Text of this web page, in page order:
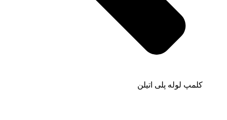
کلمپ لوله پلی اتیلن